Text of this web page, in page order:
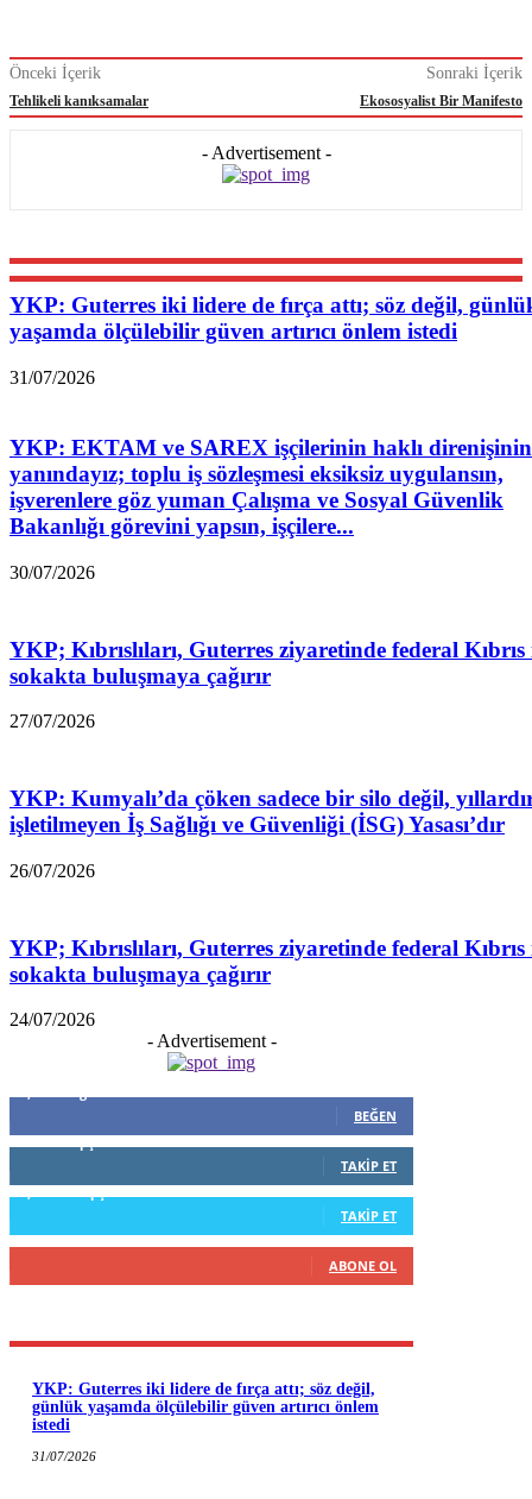
Önceki İçerik
Tehlikeli kanıksamalar
Sonraki İçerik
Ekososyalist Bir Manifesto
- Advertisement -
YKP: Guterres iki lidere de fırça attı; söz değil,
yaşamda ölçülebilir güven artırıcı önlem istedi
31/07/2026
YKP: EKTAM ve SAREX işçilerinin haklı direnişinin
yanındayız; toplu iş sözleşmesi eksiksiz uygulansın,
işverenlere göz yuman Çalışma ve Sosyal Güvenlik
Bakanlığı görevini yapsın, işçilere...
30/07/2026
YKP; Kıbrıslıları, Guterres ziyaretinde federal
sokakta buluşmaya çağırır
27/07/2026
YKP: Kumyalı’da çöken sadece bir silo değil,
işletilmeyen İş Sağlığı ve Güvenliği (İSG) Yasası’dır
26/07/2026
YKP; Kıbrıslıları, Guterres ziyaretinde federal
sokakta buluşmaya çağırır
24/07/2026
- Advertisement -
BEĞEN
TAKIP ET
TAKIP ET
ABONE OL
YKP: Guterres iki lidere de fırça attı; söz değil,
günlük yaşamda ölçülebilir güven artırıcı önlem
istedi
31/07/2026